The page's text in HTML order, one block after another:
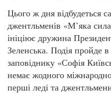
Цього ж дня відбудеться
джентльменів «М’яка
ініціює дружина
Зеленська. Подія пройде
заповіднику «Софія
немає жодного
перші леді та